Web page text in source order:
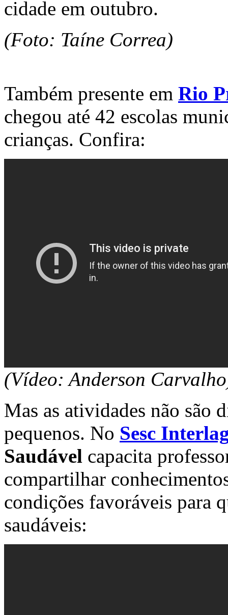
cidade em outubro.
(Foto: Taíne Correa)
Também presente em Rio
chegou até 42 escolas
crianças. Confira:
(Vídeo: Anderson
Mas as atividades não são
pequenos. No Sesc
Saudável capacita
compartilhar
condições favoráveis para
saudáveis: